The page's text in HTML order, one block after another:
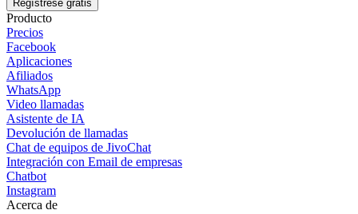
Regístrese gratis
Producto
Precios
Facebook
Aplicaciones
Afiliados
WhatsApp
Video llamadas
Asistente de IA
Devolución de llamadas
Chat de equipos de JivoChat
Integración con Email de empresas
Chatbot
Instagram
Acerca de